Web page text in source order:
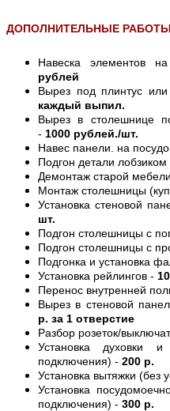
ДОПОЛНИТЕЛЬНЫЕ РАБОТЫ
Навеска элементов
рублей
Вырез под плинтус
каждый выпил.
Вырез в столешнице
- 1000 рублей./шт.
Навес панели. на
Подгон детали лобзиком
Демонтаж старой
Монтаж столешницы
Установка стеновой
шт.
Подгон столешницы с
Подгон столешницы с
Подгонка и установка
Установка рейлингов -
Перенос внутренней
Вырез в стеновой
р. за 1 отверстие
Разбор розеток/
Установка духовки
подключения) - 200 р.
Установка вытяжки (без
Установка
подключения) - 300 р.